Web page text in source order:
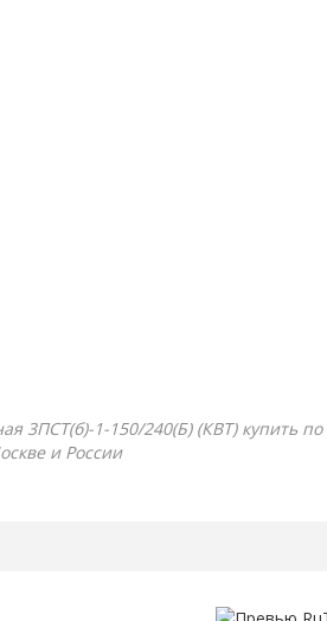
3ПСТ(б)-1-150/240(Б) (КВТ) купить
и России